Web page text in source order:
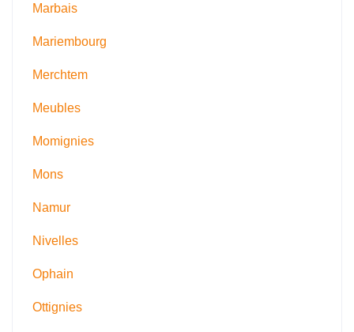
Marbais
Mariembourg
Merchtem
Meubles
Momignies
Mons
Namur
Nivelles
Ophain
Ottignies